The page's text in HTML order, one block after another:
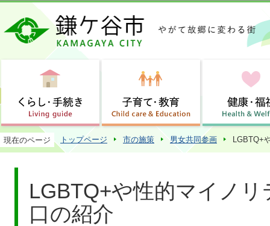
この
現在のページ トップページ 市の施策 男女共同参画 LGBTQ+
LGBTQ+や性的マイノ
口の紹介